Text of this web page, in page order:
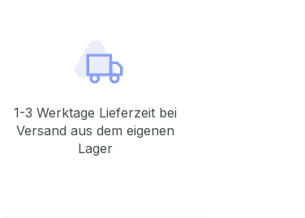
1-3 Werktage Lieferzeit bei
Versand aus dem eigenen
Lager